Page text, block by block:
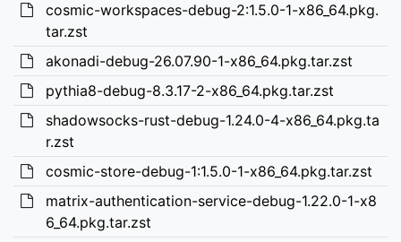
cosmic-workspaces-debug-2:1.5.0-1-x86_64.pkg.
tar.zst
akonadi-debug-26.07.90-1-x86_64.pkg.tar.zst
pythia8-debug-8.3.17-2-x86_64.pkg.tar.zst
shadowsocks-rust-debug-1.24.0-4-x86_64.pkg.ta
r.zst
cosmic-store-debug-1:1.5.0-1-x86_64.pkg.tar.zst
matrix-authentication-service-debug-1.22.0-1-x8
6_64.pkg.tar.zst